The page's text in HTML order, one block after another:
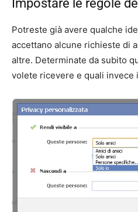
Impostare le regole
Potreste già avere qualche
accettano alcune richieste di
altre. Determinate da subito
volete ricevere e quali invece